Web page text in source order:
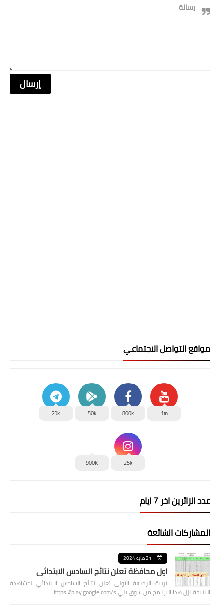
رسالة
مواقع التواصل الاجتماعي
1m
800k
50k
20k
25k
900K
عدد الزائرين اخر 7 ايام
المشاركات الشائعة
21 مايو 2024
اول محافظة تعلن نتائج السادس الابتدائي
تربية الرصافة الأولى تعلن نتائج السادس الابتدائي لمشاهدة
النتيجة نزل هذا البرنامج من سوق بلي https://play.google.com/s…